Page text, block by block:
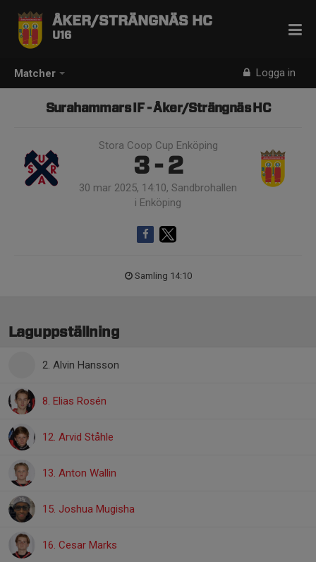
Matcher Logga in
ÅKER/STRÄNGNÄS HC
U16
Surahammars IF - Åker/Strängnäs HC
Stora Coop Cup Enköping
3 - 2
30 mar 2025, 14:10, Sandbrohallen
i Enköping
Samling 14:10
Laguppställning
2. Alvin Hansson
8. Elias Rosén
12. Arvid Ståhle
13. Anton Wallin
15. Joshua Mugisha
16. Cesar Marks